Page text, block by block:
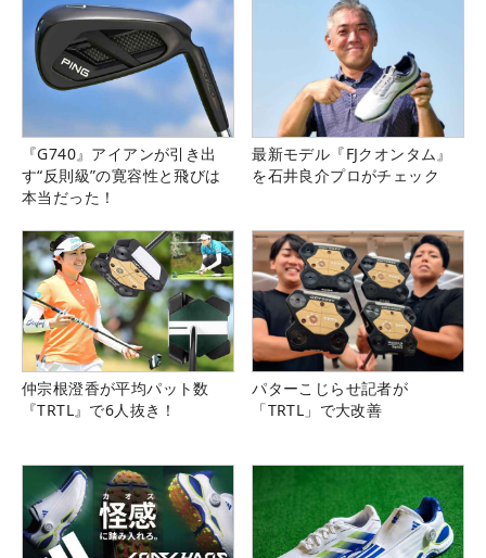
『G740』アイアンが引き出
す“反則級”の寛容性と飛びは
本当だった！
最新モデル『FJクオンタム』
を石井良介プロがチェック
仲宗根澄香が平均パット数
『TRTL』で6人抜き！
パターこじらせ記者が
「TRTL」で大改善